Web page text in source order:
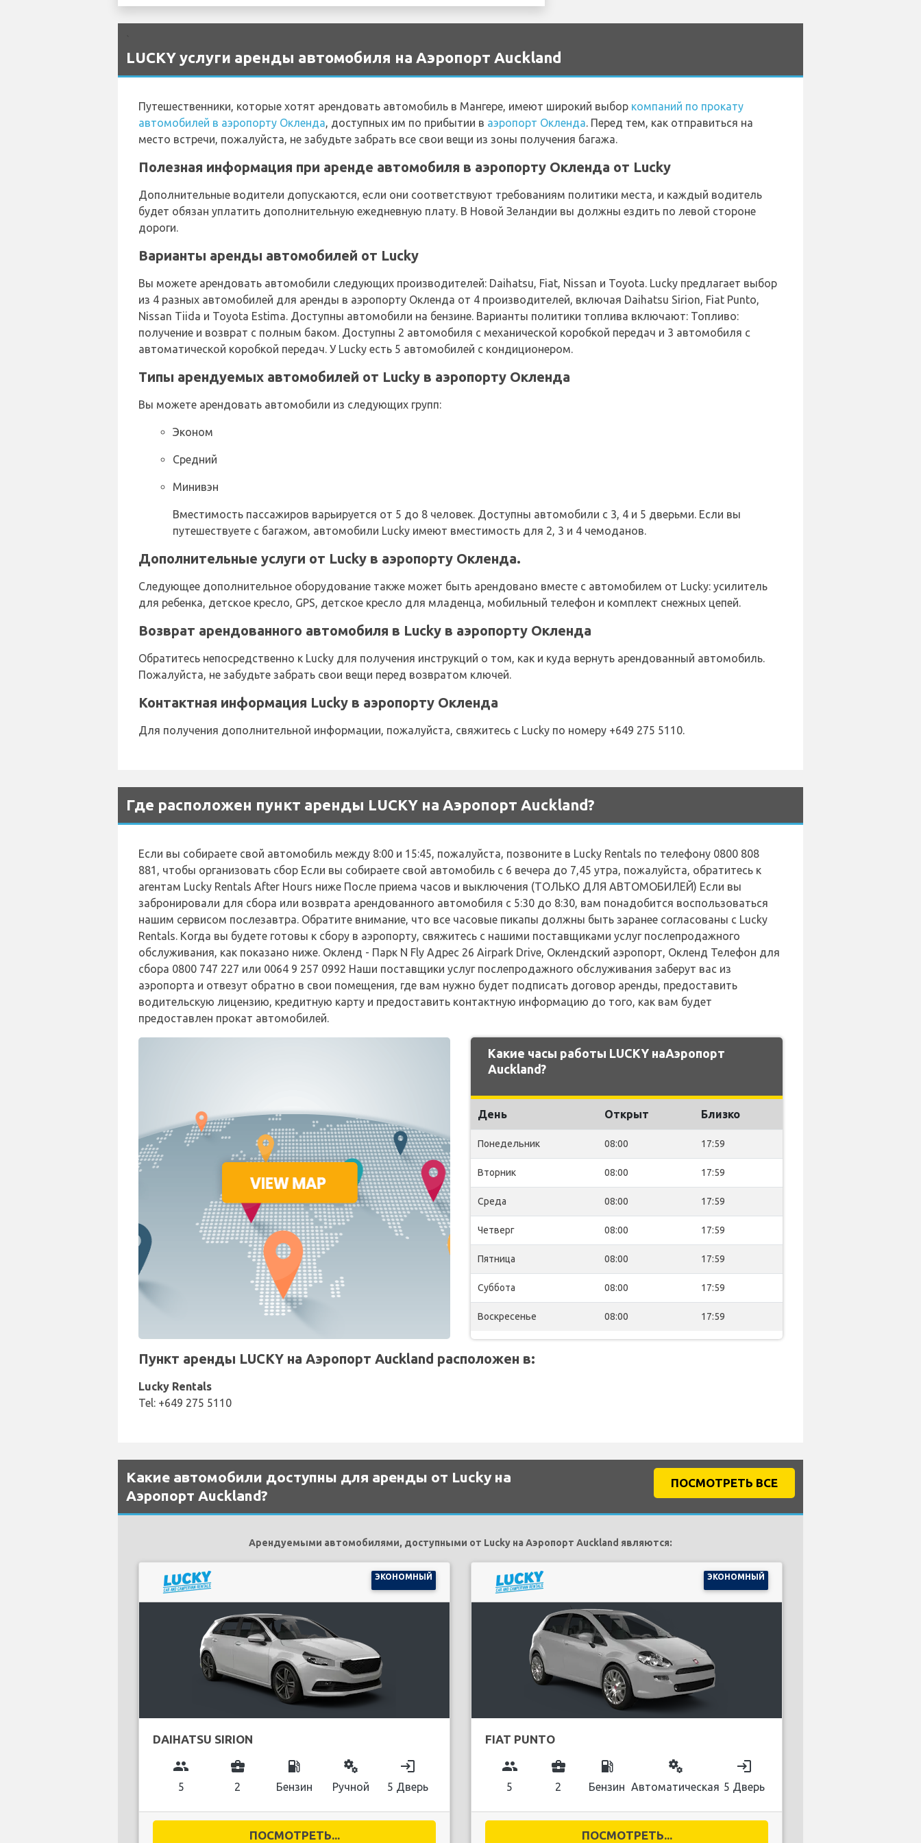
LUCKY услуги аренды автомобиля на Аэропорт Auckland
Путешественники, которые хотят арендовать автомобиль в Мангере, имеют широкий выбор компаний по прокату
автомобилей в аэропорту Окленда, доступных им по прибытии в аэропорт Окленда. Перед тем, как отправиться на
место встречи, пожалуйста, не забудьте забрать все свои вещи из зоны получения багажа.
Полезная информация при аренде автомобиля в аэропорту Окленда от Lucky
Дополнительные водители допускаются, если они соответствуют требованиям политики места, и каждый водитель
будет обязан уплатить дополнительную ежедневную плату. В Новой Зеландии вы должны ездить по левой стороне
дороги.
Варианты аренды автомобилей от Lucky
Вы можете арендовать автомобили следующих производителей: Daihatsu, Fiat, Nissan и Toyota. Lucky предлагает выбор
из 4 разных автомобилей для аренды в аэропорту Окленда от 4 производителей, включая Daihatsu Sirion, Fiat Punto,
Nissan Tiida и Toyota Estima. Доступны автомобили на бензине. Варианты политики топлива включают: Топливо:
получение и возврат с полным баком. Доступны 2 автомобиля с механической коробкой передач и 3 автомобиля с
автоматической коробкой передач. У Lucky есть 5 автомобилей с кондиционером.
Типы арендуемых автомобилей от Lucky в аэропорту Окленда
Вы можете арендовать автомобили из следующих групп:
Эконом
Средний
Минивэн
Вместимость пассажиров варьируется от 5 до 8 человек. Доступны автомобили с 3, 4 и 5 дверьми. Если вы
путешествуете с багажом, автомобили Lucky имеют вместимость для 2, 3 и 4 чемоданов.
Дополнительные услуги от Lucky в аэропорту Окленда.
Следующее дополнительное оборудование также может быть арендовано вместе с автомобилем от Lucky: усилитель
для ребенка, детское кресло, GPS, детское кресло для младенца, мобильный телефон и комплект снежных цепей.
Возврат арендованного автомобиля в Lucky в аэропорту Окленда
Обратитесь непосредственно к Lucky для получения инструкций о том, как и куда вернуть арендованный автомобиль.
Пожалуйста, не забудьте забрать свои вещи перед возвратом ключей.
Контактная информация Lucky в аэропорту Окленда
Для получения дополнительной информации, пожалуйста, свяжитесь с Lucky по номеру +649 275 5110.
Где расположен пункт аренды LUCKY на Аэропорт Auckland?
Если вы собираете свой автомобиль между 8:00 и 15:45, пожалуйста, позвоните в Lucky Rentals по телефону 0800 808
881, чтобы организовать сбор Если вы собираете свой автомобиль с 6 вечера до 7,45 утра, пожалуйста, обратитесь к
агентам Lucky Rentals After Hours ниже После приема часов и выключения (ТОЛЬКО ДЛЯ АВТОМОБИЛЕЙ) Если вы
забронировали для сбора или возврата арендованного автомобиля с 5:30 до 8:30, вам понадобится воспользоваться
нашим сервисом послезавтра. Обратите внимание, что все часовые пикапы должны быть заранее согласованы с Lucky
Rentals. Когда вы будете готовы к сбору в аэропорту, свяжитесь с нашими поставщиками услуг послепродажного
обслуживания, как показано ниже. Окленд - Парк N Fly Адрес 26 Airpark Drive, Оклендский аэропорт, Окленд Телефон для
сбора 0800 747 227 или 0064 9 257 0992 Наши поставщики услуг послепродажного обслуживания заберут вас из
аэропорта и отвезут обратно в свои помещения, где вам нужно будет подписать договор аренды, предоставить
водительскую лицензию, кредитную карту и предоставить контактную информацию до того, как вам будет
предоставлен прокат автомобилей.
Какие часы работы LUCKY наАэропорт
Auckland?
День Открыт Близко
Понедельник 08:00 17:59
Вторник 08:00 17:59
Среда 08:00 17:59
Четверг 08:00 17:59
Пятница 08:00 17:59
Суббота 08:00 17:59
Воскресенье 08:00 17:59
Пункт аренды LUCKY на Аэропорт Auckland расположен в:
Lucky Rentals
Tel: +649 275 5110
Какие автомобили доступны для аренды от Lucky на
Аэропорт Auckland?
ПОСМОТРЕТЬ ВСЕ
Арендуемыми автомобилями, доступными от Lucky на Аэропорт Auckland являются:
ЭКОНОМНЫЙ
DAIHATSU SIRION
group
5
business_center
2
local_gas_station
Бензин
miscellaneous_services
Ручной
login
5 Дверь
ПОСМОТРЕТЬ...
ЭКОНОМНЫЙ
FIAT PUNTO
group
5
business_center
2
local_gas_station
Бензин
miscellaneous_services
Автоматическая
login
5 Дверь
ПОСМОТРЕТЬ...